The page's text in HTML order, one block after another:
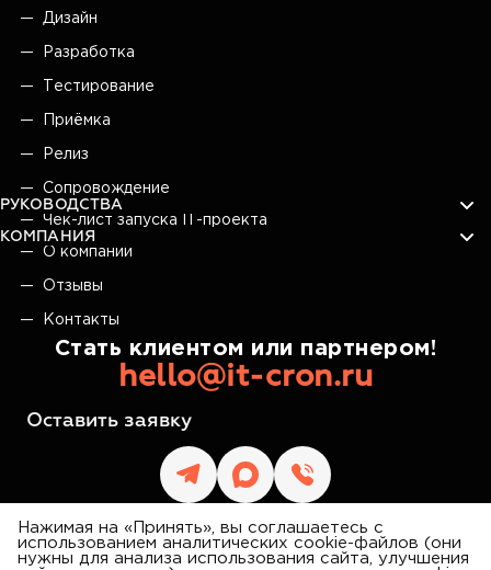
Нажимая на «Принять», вы соглашаетесь с
использованием аналитических cookie-файлов (они
нужны для анализа использования сайта, улучшения
Дизайн
Разработка
Тестирование
Приёмка
Релиз
Сопровождение
РУКОВОДСТВА
Чек-лист запуска IT-проекта
КОМПАНИЯ
О компании
Отзывы
Контакты
Стать клиентом или партнером!
hello@it-cron.ru
Оставить заявку